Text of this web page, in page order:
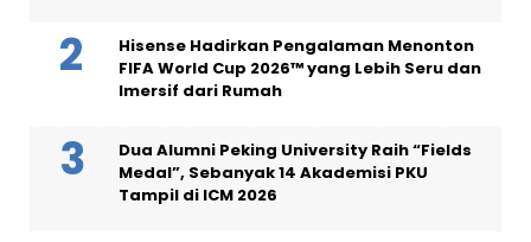
Hisense Hadirkan Pengalaman Menonton
FIFA World Cup 2026™ yang Lebih Seru dan
Imersif dari Rumah
Dua Alumni Peking University Raih “Fields
Medal”, Sebanyak 14 Akademisi PKU
Tampil di ICM 2026